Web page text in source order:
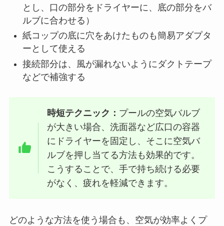
とし、口の部分をドライヤーに、底の部分をバ
ルブに合わせる）
紙コップの底に穴をあけたものも簡易アダプタ
ーとして使える
接続部分は、風が漏れないようにダクトテープ
などで補強する
時短テクニック： プールの空気バルブ
が大きい場合、洗面器など広口の容器
にドライヤーを固定し、そこに空気バ
ルブを押し当てる方法も効果的です。
こうすることで、手で持ち続ける必要
がなく、疲れを軽減できます。
どのような方法を使う場合も、空気が効率よくプ